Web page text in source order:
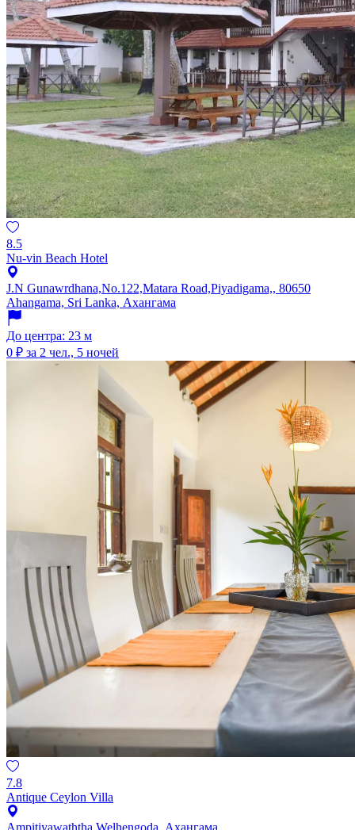
8.5
Nu-vin Beach Hotel
J.N Gunawrdhana,No.122,Matara Road,Piyadigama,, 80650
Ahangama, Sri Lanka, Ахангама
До центра: 23 м
0 ₽ за 2 чел., 5 ночей
7.8
Antique Ceylon Villa